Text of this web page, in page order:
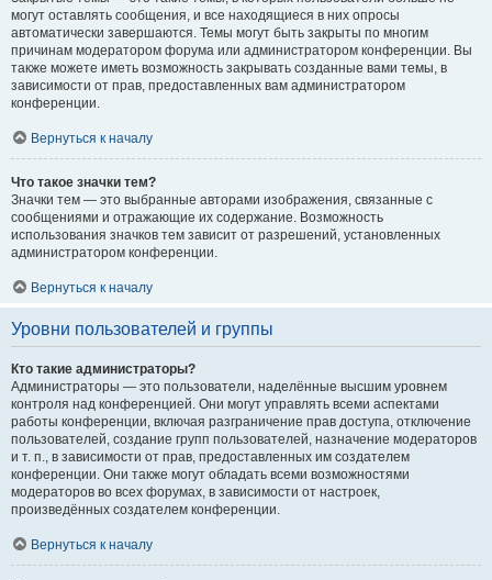
могут оставлять сообщения, и все находящиеся в них опросы
автоматически завершаются. Темы могут быть закрыты по многим
причинам модератором форума или администратором конференции. Вы
также можете иметь возможность закрывать созданные вами темы, в
зависимости от прав, предоставленных вам администратором
конференции.
Вернуться к началу
Что такое значки тем?
Значки тем — это выбранные авторами изображения, связанные с
сообщениями и отражающие их содержание. Возможность
использования значков тем зависит от разрешений, установленных
администратором конференции.
Вернуться к началу
Уровни пользователей и группы
Кто такие администраторы?
Администраторы — это пользователи, наделённые высшим уровнем
контроля над конференцией. Они могут управлять всеми аспектами
работы конференции, включая разграничение прав доступа, отключение
пользователей, создание групп пользователей, назначение модераторов
и т. п., в зависимости от прав, предоставленных им создателем
конференции. Они также могут обладать всеми возможностями
модераторов во всех форумах, в зависимости от настроек,
произведённых создателем конференции.
Вернуться к началу